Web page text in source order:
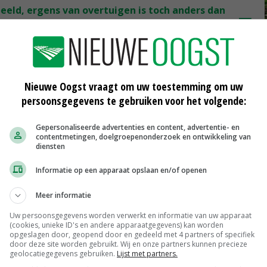
ergens van overtuigen is toch anders dan
INSTELLINGEN IN BRUSSEL
collega’s en mij al een uitdaging op zich. Als
in de Europese landbouwkoepel Copa Cogeca
Lijnen zijn kort, je loopt gemakkelijk ergens binnen
Precies hetzelfde geldt voor contact met
gaan, is naast inhoudelijke voorbereiding ook de
in een call, met of zonder beeld, ergens van
en informele bijeenkomsten hebben het
ziet en simpelweg even de hand schudt. Niet
zowel twee ambitieuze strategieën (van-
Nieuwe Oogst vraagt om uw toestemming om uw
persoonsgegevens te gebruiken voor het volgende:
Gepersonaliseerde advertenties en content, advertentie- en
contentmetingen, doelgroepenonderzoek en ontwikkeling van
diensten
Informatie op een apparaat opslaan en/of openen
Meer informatie
Uw persoonsgegevens worden verwerkt en informatie van uw apparaat
(cookies, unieke ID's en andere apparaatgegevens) kan worden
opgeslagen door, geopend door en gedeeld met 4 partners of specifiek
door deze site worden gebruikt. Wij en onze partners kunnen precieze
geolocatiegegevens gebruiken. Lijst met partners.